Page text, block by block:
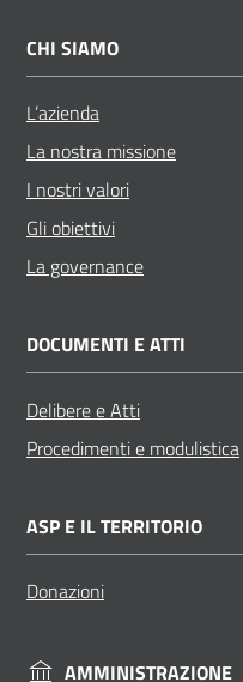
CHI SIAMO
L’azienda
La nostra missione
I nostri valori
Gli obiettivi
La governance
DOCUMENTI E ATTI
Delibere e Atti
Procedimenti e modulistica
ASP E IL TERRITORIO
Donazioni
AMMINISTRAZIONE